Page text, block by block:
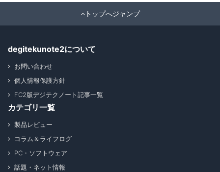
トップへジャンプ
degitekunote2について
お問い合わせ
個人情報保護方針
FC2版デジテクノート記事一覧
カテゴリ一覧
製品レビュー
コラム＆ライフログ
PC・ソフトウェア
話題・ネット情報